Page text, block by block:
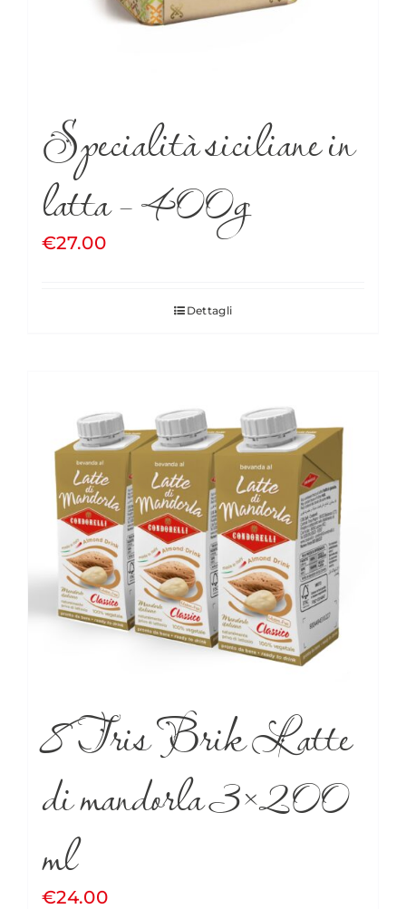
Specialità siciliane in
latta – 400g
€27.00
Dettagli
8 Tris Brik Latte
di mandorla 3×200
ml
€24.00